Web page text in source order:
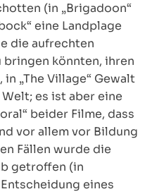
(in „Brigadoon“
eine Landplage
die aufrechten
bringen könnten, ihren
„The Village“ Gewalt
es ist aber eine
beider Filme, dass
vor allem vor Bildung
Fällen wurde die
getroffen (in
eines